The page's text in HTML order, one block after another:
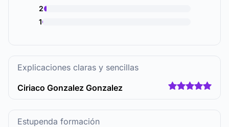
2
1
Explicaciones claras y sencillas
Ciriaco Gonzalez Gonzalez
Estupenda formación